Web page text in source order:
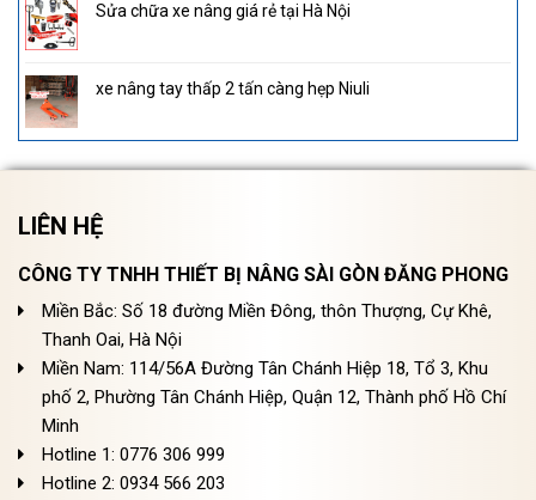
Sửa chữa xe nâng giá rẻ tại Hà Nội
xe nâng tay thấp 2 tấn càng hẹp Niuli
LIÊN HỆ
CÔNG TY TNHH THIẾT BỊ NÂNG SÀI GÒN ĐĂNG PHONG
Miền Bắc: Số 18 đường Miền Đông, thôn Thượng, Cự Khê,
Thanh Oai, Hà Nội
Miền Nam: 114/56A Đường Tân Chánh Hiệp 18, Tổ 3, Khu
phố 2, Phường Tân Chánh Hiệp, Quận 12, Thành phố Hồ Chí
Minh
Hotline 1: 0776 306 999
Hotline 2: 0934 566 203